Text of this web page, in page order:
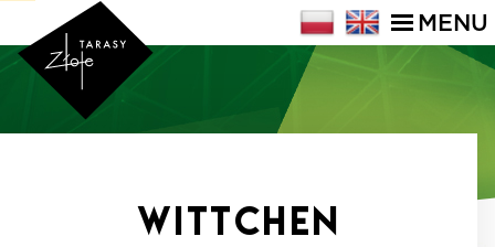
MENU
WITTCHEN